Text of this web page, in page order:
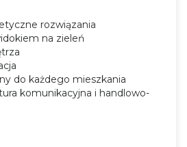
rozwiązania
na zieleń
do każdego mieszkania
komunikacyjna i handlowo-